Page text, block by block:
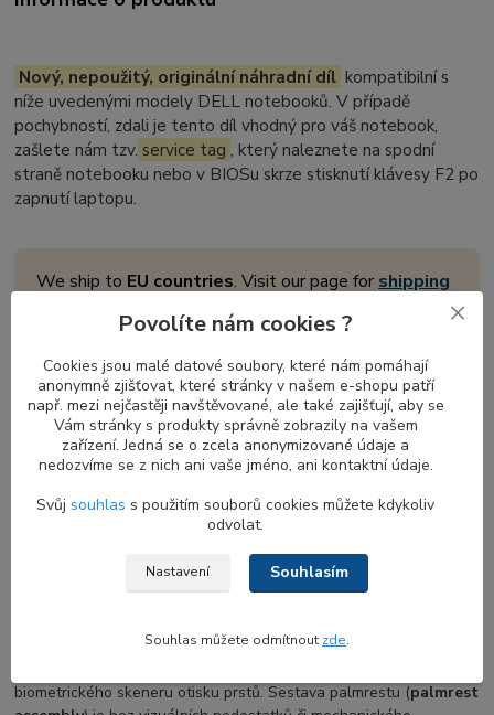
Nový, nepoužitý, originální náhradní díl kompatibilní s
níže uvedenými modely DELL notebooků. V případě
pochybností, zdali je tento díl vhodný pro váš notebook,
zašlete nám tzv. service tag , který naleznete na spodní
straně notebooku nebo v BIOSu skrze stisknutí klávesy F2 po
zapnutí laptopu.
We ship to EU countries. Visit our page for shipping
Konstrukční řešení palmrestu a jeho
funkce
okolo klávesnice , na kterou si uživatel opírá dlaně při psaní. Pro
různé modely může být vyroben z tvrzeného plastu, kovu nebo
jejich kombinace, což zvyšuje tuhost a pevnost notebooku.
Obvykle je palmrest pevně spojen se spodním dílem notebooku,
Součástí palmrestu je nový touchpad s tlačítky,
biometrického skeneru otisku prstů. Sestava palmrestu (palmrest
Povolíte nám cookies ?
Cookies jsou malé datové soubory, které nám pomáhají
anonymně zjišťovat, které stránky v našem e-shopu patří
např. mezi nejčastěji navštěvované, ale také zajišťují, aby se
Vám stránky s produkty správně zobrazily na vašem
zařízení. Jedná se o zcela anonymizované údaje a
nedozvíme se z nich ani vaše jméno, ani kontaktní údaje.
Svůj souhlas s použitím souborů cookies můžete kdykoliv
odvolat.
Nastavení Souhlasím
Souhlas můžete odmítnout zde.